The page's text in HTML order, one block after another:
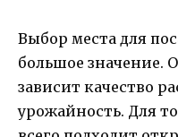
Выбор места для
большое значение.
зависит качество
урожайность. Для